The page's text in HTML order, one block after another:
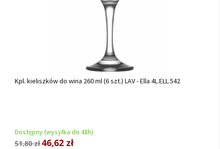
Kpl. kieliszków do wina 260 ml (6 szt.) LAV - Ella 4L.ELL.542
Dostępny (wysyłka do 48h)
51,80 zł46,62 zł